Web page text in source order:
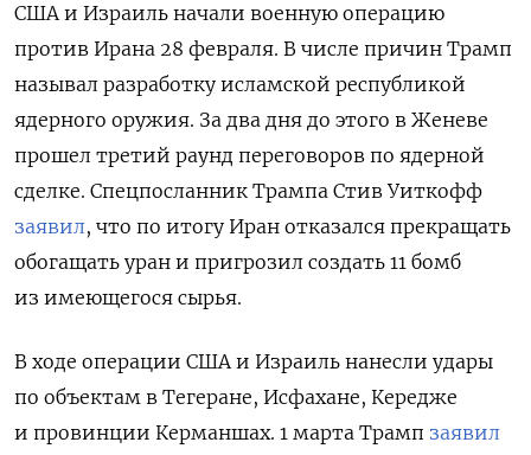
США и Израиль начали военную операцию
против Ирана 28 февраля. В числе причин Трамп
называл разработку исламской республикой
ядерного оружия. За два дня до этого в Женеве
прошел третий раунд переговоров по ядерной
сделке. Спецпосланник Трампа Стив Уиткофф
заявил, что по итогу Иран отказался прекращать
обогащать уран и пригрозил создать 11 бомб
из имеющегося сырья.
В ходе операции США и Израиль нанесли удары
по объектам в Тегеране, Исфахане, Кередже
и провинции Керманшах. 1 марта Трамп заявил